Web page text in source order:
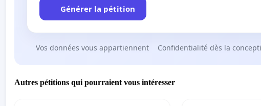
Générer la pétition
Vos données vous appartiennent Confidentialité dès la
Autres pétitions qui pourraient vous intéresser